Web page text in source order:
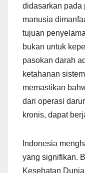
didasarkan pada
manusia
tujuan
bukan untuk
pasokan darah
ketahanan
memastikan
dari operasi
kronis, dapat
Indonesia
yang signifikan.
Kesehatan